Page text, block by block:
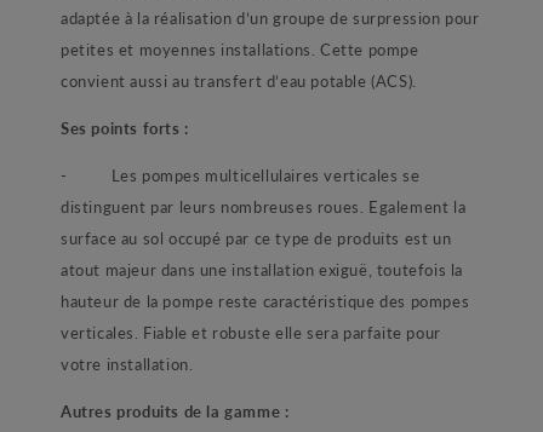
adaptée à la réalisation d’un groupe de surpression pour
petites et moyennes installations. Cette pompe
convient aussi au transfert d’eau potable (ACS).
Ses points forts :
- Les pompes multicellulaires verticales se
distinguent par leurs nombreuses roues. Egalement la
surface au sol occupé par ce type de produits est un
atout majeur dans une installation exiguë, toutefois la
hauteur de la pompe reste caractéristique des pompes
verticales. Fiable et robuste elle sera parfaite pour
votre installation.
Autres produits de la gamme :